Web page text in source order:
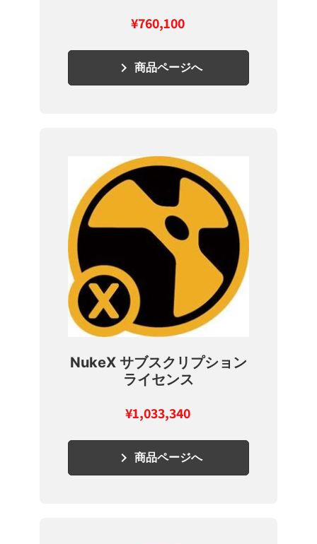
¥760,100
keyboard_arrow_right 商品ページへ
NukeX サブスクリプション
ライセンス
¥1,033,340
keyboard_arrow_right 商品ページへ